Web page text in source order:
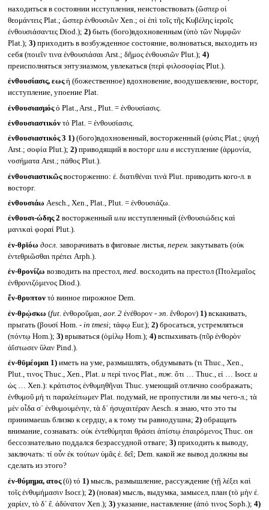
находиться в состоянии исступления, неистовствовать (ὥσπερ οἱ
θεομάντεις Plat.; ὥσπερ ἐνθουσιῶν Xen.; οἱ ἐπὶ τοῖς τῆς Κυβέλης ἱεροῖς
ἐνθουσιάσαντες Diod.); 2)быть (бого)вдохновенным (ὑπὸ τῶν Νυμφῶν
Plat.); 3)приходить в возбужденное состояние, волноваться, выходить из
себя (ποιεῖν τινα ἐνθουσιάσαι Arst.; δῆμος ἐνθουσιῶν Plut.); 4)
преисполняться энтузиазмом, увлекаться (περὶ φιλοσοφίας Plut.).
ἐνθουσίασις, εωςἡ (божественное) вдохновение, воодушевление, восторг,
исступление, упоение Plat.
ἐνθουσιασμόςὁ Plat., Arst., Plut. = ἐνθουσίασις.
ἐνθουσιαστικόν τό Plat. = ἐνθουσίασις.
ἐνθουσιαστικός 3 1)(бого)вдохновенный, восторженный (φύσις Plat.; ψυχή
Arst.; σοφία Plut.); 2)приводящий в восторг или висступление (ἁρμονία,
νοσήματα Arst.; πάθος Plut.).
ἐνθουσιαστικῶςвосторженно: ἐ. διατιθέναι τινά Plut. приводить кого-л. в
восторг.
ἐνθουσιάω Aesch., Xen., Plat., Plut. = ἐνθουσιάζω.
ἐνθουσι-ώδης 2 восторженный или исступленный (ἐνθουσιώδεις καὶ
μανικαὶ φοραί Plut.).
ἐν-θρῑόω досл. заворачивать в фиговые листья, перен. закутывать (οὐκ
ἐντεθριῶσθαι πρέπει Arph.).
ἐν-θρονίζω возводить на престол, med. восходить на престол (Πτολεμαῖος
ἐνθρονιζόμενος Diod.).
ἔν-θρυπτον τό винное пирожное Dem.
ἐν-θρῴσκω (fut. ἐνθοροῦμαι, aor. 2ἐνέθορον - эп. ἔνθορον) 1)вскакивать,
прыгать (βουσί Hom. - in tmesi; τάφῳ Eur.); 2)бросаться, устремляться
(πόντῳ Hom.); 3)врываться (ὁμίλῳ Hom.); 4)вспыхивать (πῦρ ἐνθορὸν
ἀΐστωσεν ὕλαν Pind.).
ἐν-θῡμέομαι 1)иметь на уме, размышлять, обдумывать (τι Thuc., Xen.,
Plut., τινος Thuc., Xen., Plat. и περί τινος Plat., тж. ὅτι … Thuc., εἰ … Isocr. и
ὡς … Xen.): κράτιστος ἐνθυμηθῆναι Thuc. умеющий отлично соображать;
ἐνθυμοῦ μή τι παραλείπωμεν Plat. подумай, не пропустили ли мы чего-л.; τὰ
μὲν οἶδα σ᾽ ἐνθυμουμένην, τὰ δ᾽ ἡσυχαιτέραν Aesch. я знаю, что это ты
принимаешь близко к сердцу, а к тому ты равнодушна; 2)обращать
внимание, сознавать: οὐκ ἐντεθύμηται θράσει ἀπίστῳ ἐπαιρόμενος Thuc. он
бессознательно поддался безрассудной отваге; 3)приходить к выводу,
заключать: τί οὖν ἐκ τούτων ὑμᾶς ἐ. δεῖ; Dem. какой же вывод должны вы
сделать из этого?
ἐν-θύμημα, ατος(ῡ) τό 1)мысль, размышление, рассуждение (τῇ λέξει καὶ
τοῖς ἐνθυμήμασιν Isocr.); 2)(новая) мысль, выдумка, замысел, план (τὸ μὴν ἐ.
χαρίεν, τὸ δ᾽ ἔ. ἀδύνατον Xen.); 3)указание, наставление (ἀπό τινος Soph.); 4)